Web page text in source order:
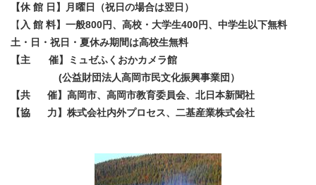
【休 館 日】月曜日（祝日の場合は翌日）
【 入 館 料】一般800円、高校・大学生400円、中学生以下無料
土・日・祝日・夏休み期間は高校生無料
【主 催】ミュゼふくおかカメラ館
(公益財団法人高岡市民文化振興事業団）
【共 催】高岡市、高岡市教育委員会、北日本新聞社
【協 力】株式会社内外プロセス、二基産業株式会社